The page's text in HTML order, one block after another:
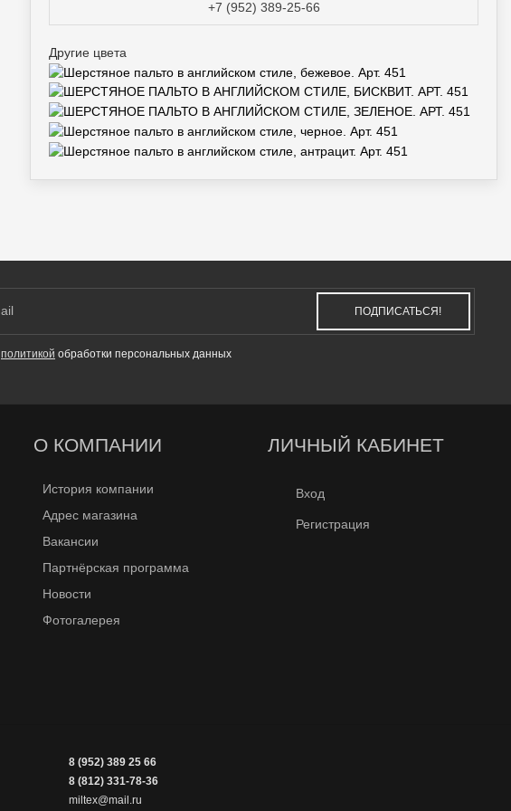
+7 (952) 389-25-66
Другие цвета
ПОДПИСАТЬСЯ!
политикой обработки персональных данных
О КОМПАНИИ
История компании
Адрес магазина
Вакансии
Партнёрская программа
Новости
Фотогалерея
ЛИЧНЫЙ КАБИНЕТ
Вход
Регистрация
8 (952) 389 25 66
8 (812) 331-78-36
miltex@mail.ru